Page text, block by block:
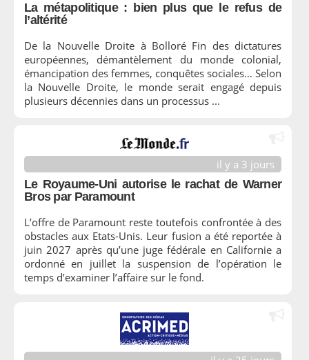
La métapolitique : bien plus que le refus de
l’altérité
De la Nouvelle Droite à Bolloré Fin des dictatures
européennes, démantèlement du monde colonial,
émancipation des femmes, conquêtes sociales… Selon
la Nouvelle Droite, le monde serait engagé depuis
plusieurs décennies dans un processus ...
il y a 3 jours
Le Royaume-Uni autorise le rachat de Warner
Bros par Paramount
L’offre de Paramount reste toutefois confrontée à des
obstacles aux Etats-Unis. Leur fusion a été reportée à
juin 2027 après qu’une juge fédérale en Californie a
ordonné en juillet la suspension de l’opération le
temps d’examiner l’affaire sur le fond.